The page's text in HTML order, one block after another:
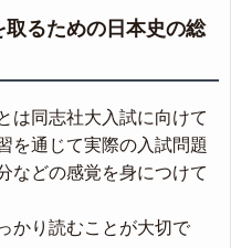
取るための日本史の総
は同志社大入試に向けて
を通じて実際の入試問題
などの感覚を身につけて
かり読むことが大切で